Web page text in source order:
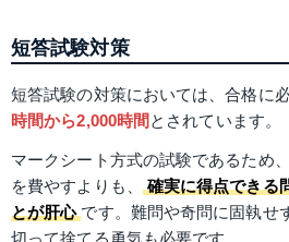
短答試験対策
短答試験の対策においては、合格に
時間から2,000時間 とされています。
マークシート方式の試験であるため
を費やすよりも、
確実に得点できる
とが肝心 です。難問や奇問に固執せ